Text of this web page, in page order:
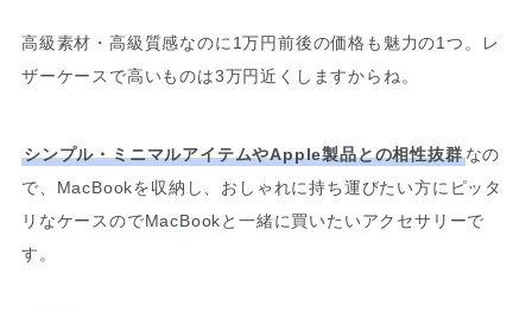
高級素材・高級質感なのに1万円前後の価格も魅力の1つ。レ
ザーケースで高いものは3万円近くしますからね。
シンプル・ミニマルアイテムやApple製品との相性抜群なの
で、MacBookを収納し、おしゃれに持ち運びたい方にピッタ
リなケースのでMacBookと一緒に買いたいアクセサリーで
す。